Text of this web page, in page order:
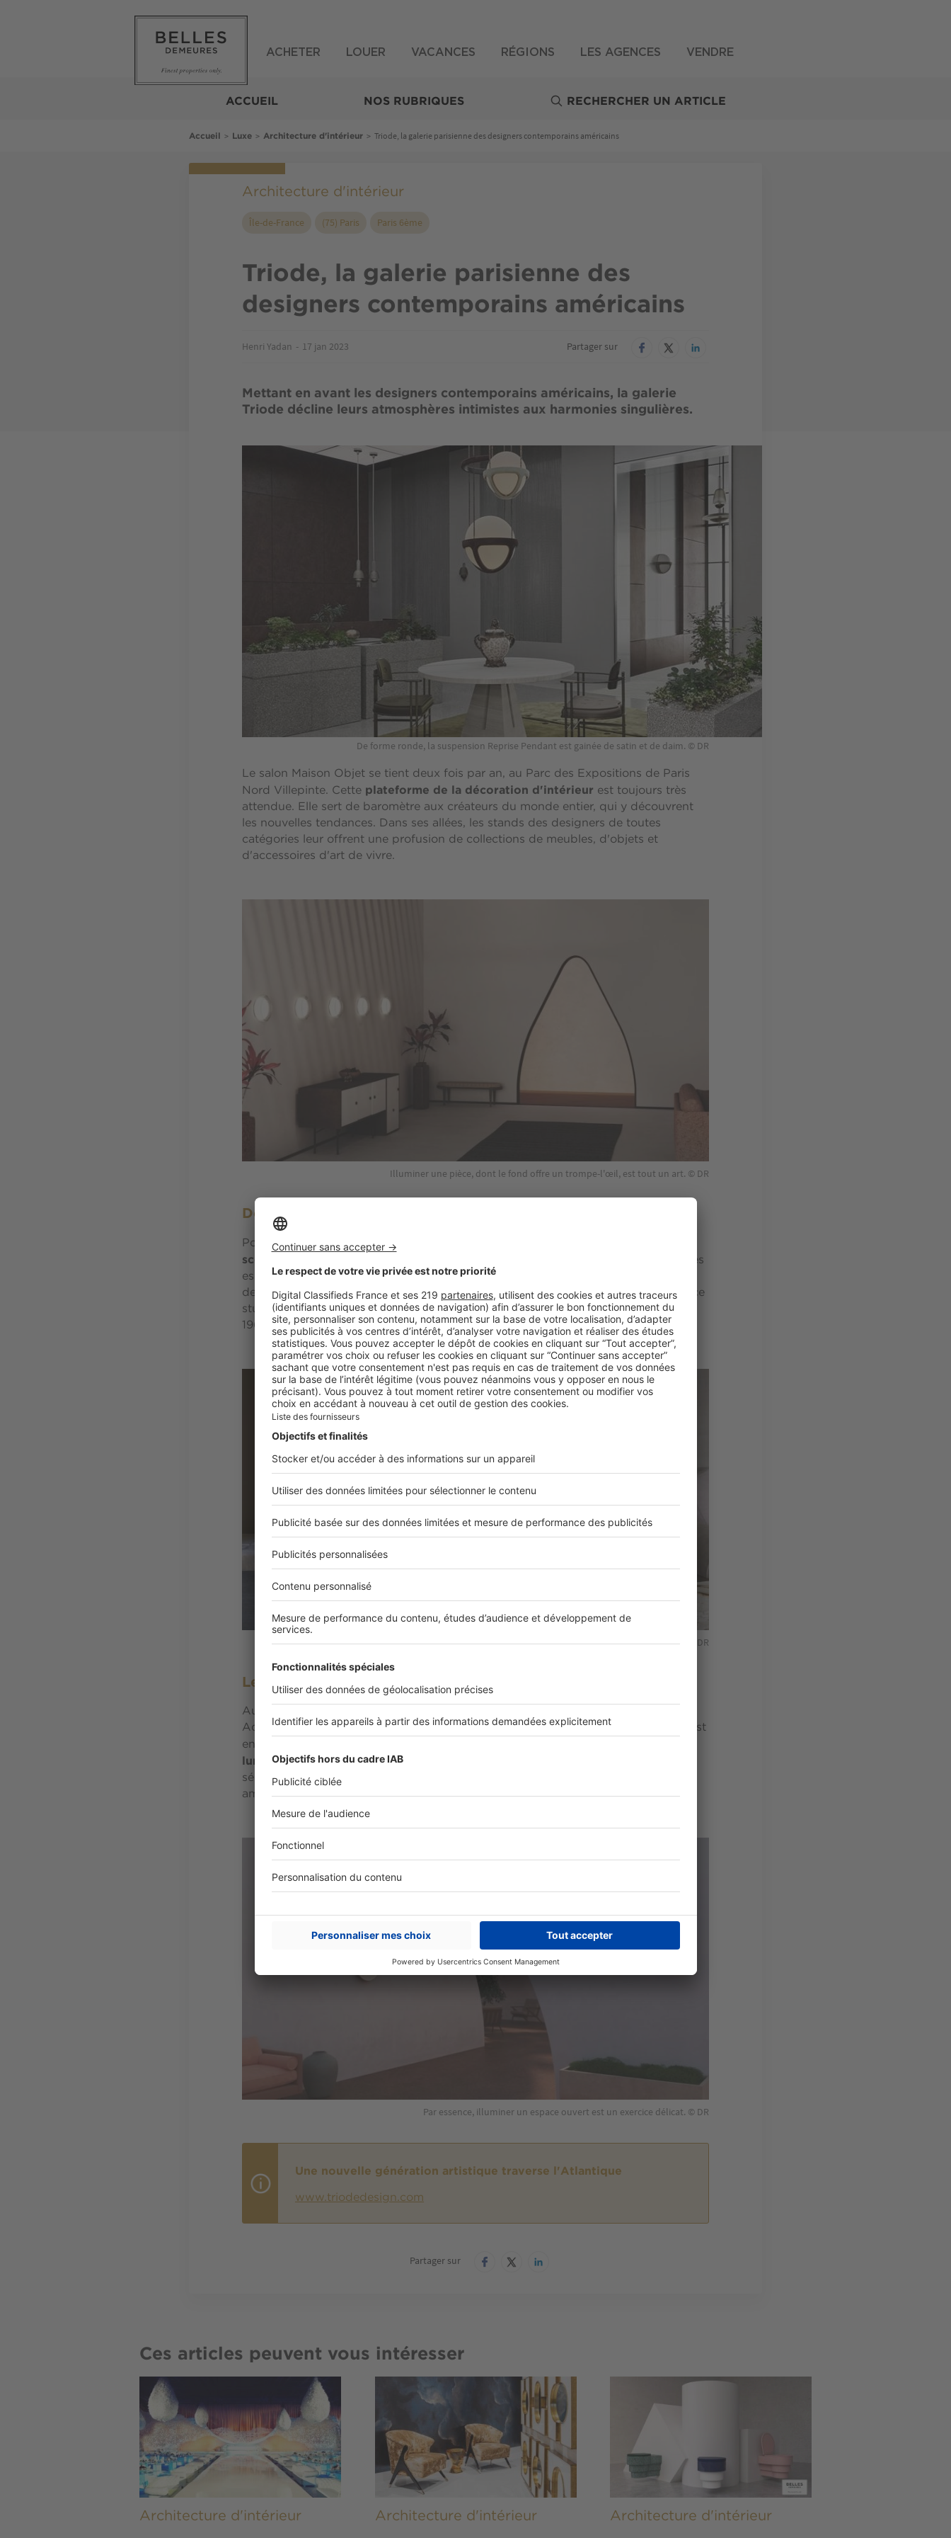
ACHETER LOUER VACANCES RÉGIONS LES AGENCES VENDRE
ACCUEIL NOS RUBRIQUES RECHERCHER UN ARTICLE
Fil
Accueil > Luxe > Architecture d'intérieur > Triode, la galerie parisienne des designers contemporains américains
Architecture d'intérieur
Île-de-France (75) Paris Paris 6ème
Triode, la galerie parisienne des
designers contemporains américains
Henri Yadan 17 jan 2023 Partager sur
Mettant en avant les designers contemporains américains, la galerie
Triode décline leurs atmosphères intimistes aux harmonies singulières.
De forme ronde, la suspension Reprise Pendant est gainée de satin et de daim. © DR
Le salon Maison Objet se tient deux fois par an, au Parc des Expositions de Paris
Nord Villepinte. Cette plateforme de la décoration d'intérieur est toujours très
attendue. Elle sert de baromètre aux créateurs du monde entier, qui y découvrent
les nouvelles tendances. Dans ses allées, les stands des designers de toutes
catégories leur offrent une profusion de collections de meubles, d'objets et
d'accessoires d'art de vivre.
Illuminer une pièce, dont le fond offre un trompe-l'œil, est tout un art. © DR
Des oeuvres iconiques et minimalistes
Pour cette première édition 2023, la galerie Triode montre
scène créative américaine actuelle,
trop peu connue en Europe. Pour marquer les
esprits, elle présente Apparatus Art Four de Gabriel Hendifar dans son showroom
de Saint-Germain-des-Prés. Il s'agit d'une collection dédiée, issue des ateliers de ce
studio de design new-yorkais, inspirée par les fondements culturels des années
1960.
Suspendu ou posé, chaque luminaire est exactement créé pour l'endroit où il doit décorer une pièce. © DR
Les modèles qui créent les tendances
Aux côtés des créations d'Allied Maker, Gabriel Scott, John Pomp, Lindsey
Adelman, Roll & Hill et des rééditions de Finn Juhl et de Sergio Rodrigues, elle y est
en harmonie. Le lieu présente ainsi
luminaires, dont la sélection éclectique la place au cœur de notre époque. Une
sélection et une expertise qui en font l'ambassadrice du renouveau du design
américain à Paris.
Par essence, illuminer un espace ouvert est un exercice délicat. © DR
Une nouvelle génération artistique traverse l'Atlantique
www.triodedesign.com
Partager sur
Ces articles peuvent vous intéresser
Image
Architecture d'intérieur Architecture d'intérieur Architecture d'intérieur